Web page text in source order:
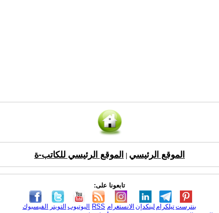
الموقع الرئيسي الموقع الرئيسي للكاتب-ة
تابعونا على:
الفيسبوك التويتر اليوتيوب RSS الانستغرام لينكدإن تيلكرامبنترست